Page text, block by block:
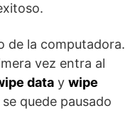
de la computadora.
vez entra al
data y wipe
quede pausado